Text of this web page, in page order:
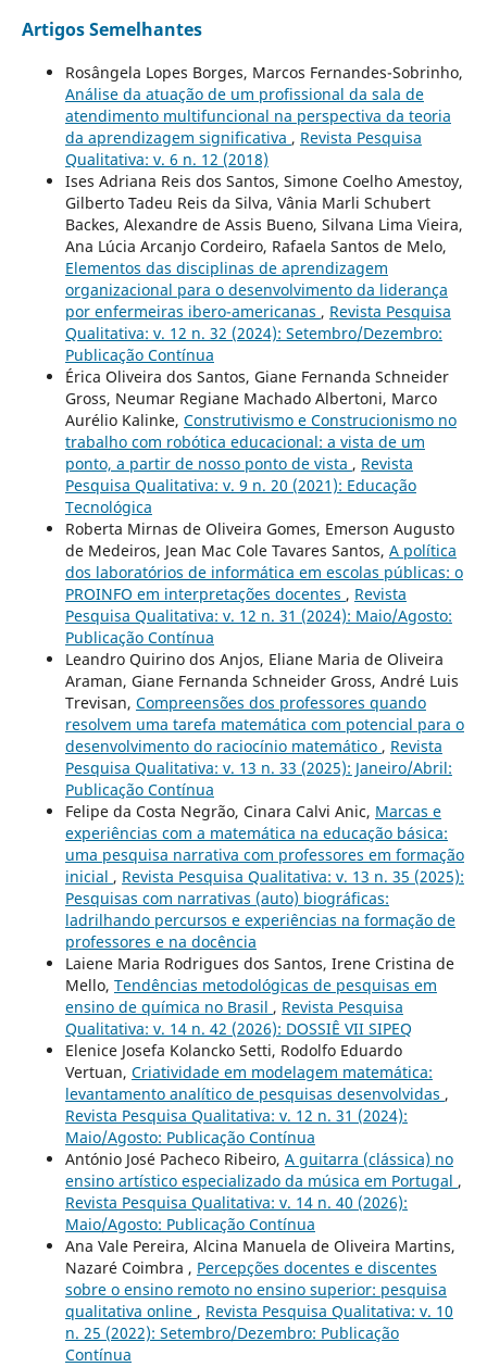
Artigos Semelhantes
Rosângela Lopes Borges, Marcos Fernandes-Sobrinho,
Análise da atuação de um profissional da sala de
atendimento multifuncional na perspectiva da teoria
da aprendizagem significativa , Revista Pesquisa
Qualitativa: v. 6 n. 12 (2018)
Ises Adriana Reis dos Santos, Simone Coelho Amestoy,
Gilberto Tadeu Reis da Silva, Vânia Marli Schubert
Backes, Alexandre de Assis Bueno, Silvana Lima Vieira,
Ana Lúcia Arcanjo Cordeiro, Rafaela Santos de Melo,
Elementos das disciplinas de aprendizagem
organizacional para o desenvolvimento da liderança
por enfermeiras ibero-americanas , Revista Pesquisa
Qualitativa: v. 12 n. 32 (2024): Setembro/Dezembro:
Publicação Contínua
Érica Oliveira dos Santos, Giane Fernanda Schneider
Gross, Neumar Regiane Machado Albertoni, Marco
Aurélio Kalinke, Construtivismo e Construcionismo no
trabalho com robótica educacional: a vista de um
ponto, a partir de nosso ponto de vista , Revista
Pesquisa Qualitativa: v. 9 n. 20 (2021): Educação
Tecnológica
Roberta Mirnas de Oliveira Gomes, Emerson Augusto
de Medeiros, Jean Mac Cole Tavares Santos, A política
dos laboratórios de informática em escolas públicas: o
PROINFO em interpretações docentes , Revista
Pesquisa Qualitativa: v. 12 n. 31 (2024): Maio/Agosto:
Publicação Contínua
Leandro Quirino dos Anjos, Eliane Maria de Oliveira
Araman, Giane Fernanda Schneider Gross, André Luis
Trevisan, Compreensões dos professores quando
resolvem uma tarefa matemática com potencial para o
desenvolvimento do raciocínio matemático , Revista
Pesquisa Qualitativa: v. 13 n. 33 (2025): Janeiro/Abril:
Publicação Contínua
Felipe da Costa Negrão, Cinara Calvi Anic, Marcas e
experiências com a matemática na educação básica:
uma pesquisa narrativa com professores em formação
inicial , Revista Pesquisa Qualitativa: v. 13 n. 35 (2025):
Pesquisas com narrativas (auto) biográficas:
ladrilhando percursos e experiências na formação de
professores e na docência
Laiene Maria Rodrigues dos Santos, Irene Cristina de
Mello, Tendências metodológicas de pesquisas em
ensino de química no Brasil , Revista Pesquisa
Qualitativa: v. 14 n. 42 (2026): DOSSIÊ VII SIPEQ
Elenice Josefa Kolancko Setti, Rodolfo Eduardo
Vertuan, Criatividade em modelagem matemática:
levantamento analítico de pesquisas desenvolvidas ,
Revista Pesquisa Qualitativa: v. 12 n. 31 (2024):
Maio/Agosto: Publicação Contínua
António José Pacheco Ribeiro, A guitarra (clássica) no
ensino artístico especializado da música em Portugal ,
Revista Pesquisa Qualitativa: v. 14 n. 40 (2026):
Maio/Agosto: Publicação Contínua
Ana Vale Pereira, Alcina Manuela de Oliveira Martins,
Nazaré Coimbra , Percepções docentes e discentes
sobre o ensino remoto no ensino superior: pesquisa
qualitativa online , Revista Pesquisa Qualitativa: v. 10
n. 25 (2022): Setembro/Dezembro: Publicação
Contínua